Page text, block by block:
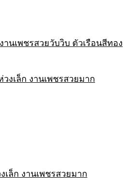
านเพชรสวยวับวิบ ตัวเรือนสีทอง
เล็ก งานเพชรสวยมาก